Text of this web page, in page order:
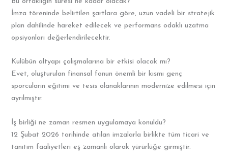
İmza töreninde belirtilen şartlara göre, uzun vadeli bir stratejik
plan dahilinde hareket edilecek ve performans odaklı uzatma
opsiyonları değerlendirilecektir.
Kulübün altyapı çalışmalarına bir etkisi olacak mı?
Evet, oluşturulan finansal fonun önemli bir kısmı genç
sporcuların eğitimi ve tesis olanaklarının modernize edilmesi için
ayrılmıştır.
İş birliği ne zaman resmen uygulamaya konuldu?
12 Şubat 2026 tarihinde atılan imzalarla birlikte tüm ticari ve
tanıtım faaliyetleri eş zamanlı olarak yürürlüğe girmiştir.